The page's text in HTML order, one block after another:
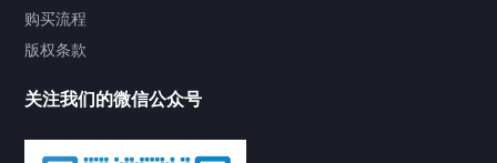
购买流程
版权条款
关注我们的微信公众号